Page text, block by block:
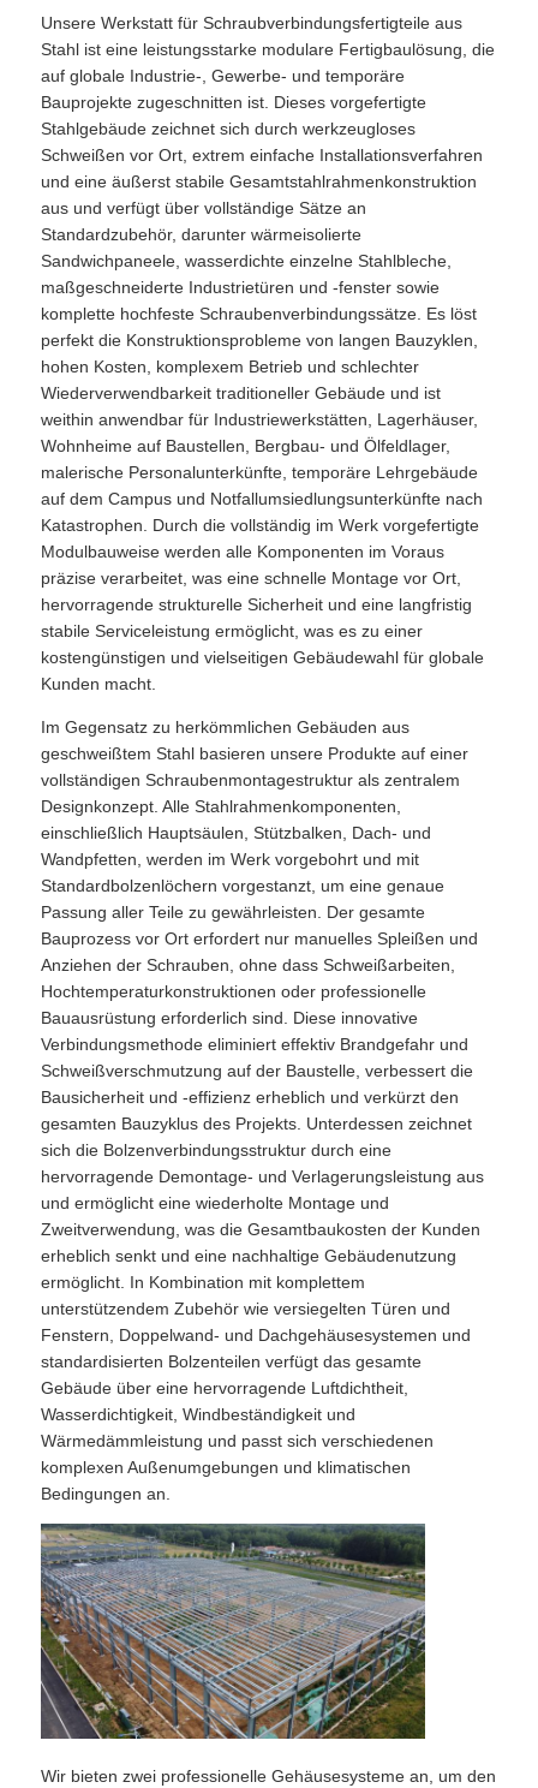
Stahlstruktur vorgefertigt
Stahlkonstruktionslager
Stahlstruktur Workshop
Stahlkonstruktion Gebäude
Stahlkonstruktion
Stahlrahmengebäude
Stahlkonstruktionsherstellung
Baustoff aus Stahl
Geflügelhaus
Schaufel
Pferdestall
Stahlgarage
Unsere Werkstatt für Schraubverbindungsfertigteile aus
Stahl ist eine leistungsstarke modulare Fertigbaulösung, die
auf globale Industrie-, Gewerbe- und temporäre
Bauprojekte zugeschnitten ist. Dieses vorgefertigte
Stahlgebäude zeichnet sich durch werkzeugloses
Schweißen vor Ort, extrem einfache Installationsverfahren
und eine äußerst stabile Gesamtstahlrahmenkonstruktion
aus und verfügt über vollständige Sätze an
Standardzubehör, darunter wärmeisolierte
Sandwichpaneele, wasserdichte einzelne Stahlbleche,
maßgeschneiderte Industrietüren und -fenster sowie
komplette hochfeste Schraubenverbindungssätze. Es löst
perfekt die Konstruktionsprobleme von langen Bauzyklen,
hohen Kosten, komplexem Betrieb und schlechter
Wiederverwendbarkeit traditioneller Gebäude und ist
weithin anwendbar für Industriewerkstätten, Lagerhäuser,
Wohnheime auf Baustellen, Bergbau- und Ölfeldlager,
malerische Personalunterkünfte, temporäre Lehrgebäude
auf dem Campus und Notfallumsiedlungsunterkünfte nach
Katastrophen. Durch die vollständig im Werk vorgefertigte
Modulbauweise werden alle Komponenten im Voraus
präzise verarbeitet, was eine schnelle Montage vor Ort,
hervorragende strukturelle Sicherheit und eine langfristig
stabile Serviceleistung ermöglicht, was es zu einer
kostengünstigen und vielseitigen Gebäudewahl für globale
Kunden macht.
Im Gegensatz zu herkömmlichen Gebäuden aus
geschweißtem Stahl basieren unsere Produkte auf einer
vollständigen Schraubenmontagestruktur als zentralem
Designkonzept. Alle Stahlrahmenkomponenten,
einschließlich Hauptsäulen, Stützbalken, Dach- und
Wandpfetten, werden im Werk vorgebohrt und mit
Standardbolzenlöchern vorgestanzt, um eine genaue
Passung aller Teile zu gewährleisten. Der gesamte
Bauprozess vor Ort erfordert nur manuelles Spleißen und
Anziehen der Schrauben, ohne dass Schweißarbeiten,
Hochtemperaturkonstruktionen oder professionelle
Bauausrüstung erforderlich sind. Diese innovative
Verbindungsmethode eliminiert effektiv Brandgefahr und
Schweißverschmutzung auf der Baustelle, verbessert die
Bausicherheit und -effizienz erheblich und verkürzt den
gesamten Bauzyklus des Projekts. Unterdessen zeichnet
sich die Bolzenverbindungsstruktur durch eine
hervorragende Demontage- und Verlagerungsleistung aus
und ermöglicht eine wiederholte Montage und
Zweitverwendung, was die Gesamtbaukosten der Kunden
erheblich senkt und eine nachhaltige Gebäudenutzung
ermöglicht. In Kombination mit komplettem
unterstützendem Zubehör wie versiegelten Türen und
Fenstern, Doppelwand- und Dachgehäusesystemen und
standardisierten Bolzenteilen verfügt das gesamte
Gebäude über eine hervorragende Luftdichtheit,
Wasserdichtigkeit, Windbeständigkeit und
Wärmedämmleistung und passt sich verschiedenen
komplexen Außenumgebungen und klimatischen
Bedingungen an.
Wir bieten zwei professionelle Gehäusesysteme an, um den